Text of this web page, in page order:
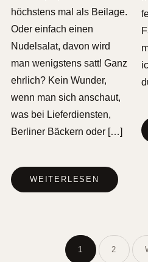
höchstens mal als Beilage.
Oder einfach einen
Nudelsalat, davon wird
man wenigstens satt! Ganz
ehrlich? Kein Wunder,
wenn man sich anschaut,
was bei Lieferdiensten,
Berliner Bäckern oder […]
WEITERLESEN
1 2